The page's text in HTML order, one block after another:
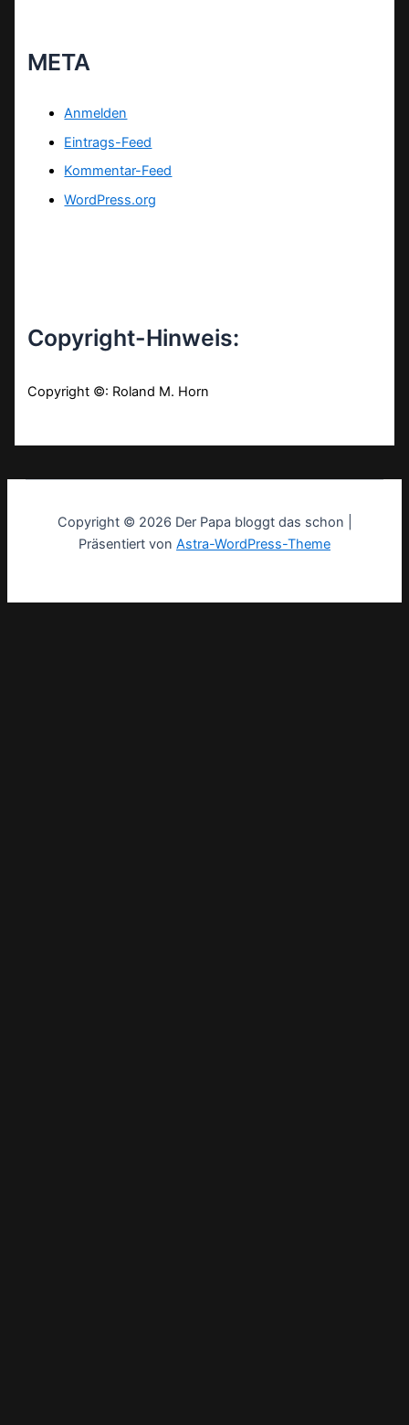
META
Anmelden
Eintrags-Feed
Kommentar-Feed
WordPress.org
Copyright-Hinweis:
Copyright ©: Roland M. Horn
Copyright © 2026 Der Papa bloggt das schon |
Präsentiert von Astra-WordPress-Theme